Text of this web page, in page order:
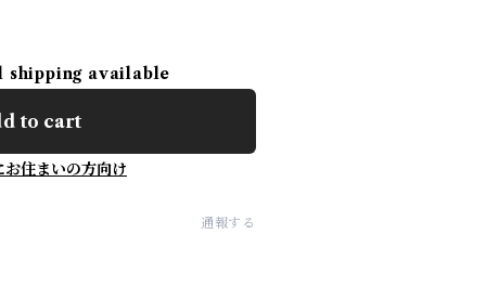
available
to cart
お住まいの方向け
通報する